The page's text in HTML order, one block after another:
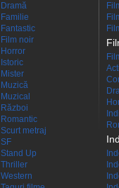
Dramă
Familie
Fantastic
Film noir
Horror
Istoric
Mister
Muzică
Muzical
Război
Romantic
Scurt metraj
SF
Stand Up
Thriller
Western